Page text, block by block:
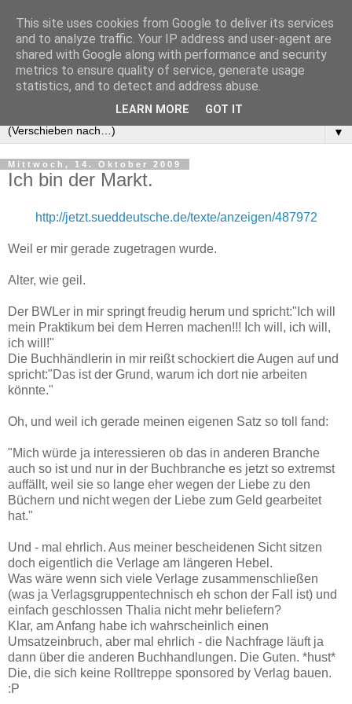
▼
Mittwoch, 14. Oktober 2009
Ich bin der Markt.
http://jetzt.sueddeutsche.de/texte/anzeigen/487972
Weil er mir gerade zugetragen wurde.
Alter, wie geil.
Der BWLer in mir springt freudig herum und spricht:"Ich will
mein Praktikum bei dem Herren machen!!! Ich will, ich will,
ich will!"
Die Buchhändlerin in mir reißt schockiert die Augen auf und
spricht:"Das ist der Grund, warum ich dort nie arbeiten
könnte."
Oh, und weil ich gerade meinen eigenen Satz so toll fand:
"Mich würde ja interessieren ob das in anderen Branche
auch so ist und nur in der Buchbranche es jetzt so extremst
auffällt, weil sie so lange eher wegen der Liebe zu den
Büchern und nicht wegen der Liebe zum Geld gearbeitet
hat."
Und - mal ehrlich. Aus meiner bescheidenen Sicht sitzen
doch eigentlich die Verlage am längeren Hebel.
Was wäre wenn sich viele Verlage zusammenschließen
(was ja Verlagsgruppentechnisch eh schon der Fall ist) und
einfach geschlossen Thalia nicht mehr beliefern?
Klar, am Anfang habe ich wahrscheinlich einen
Umsatzeinbruch, aber mal ehrlich - die Nachfrage läuft ja
dann über die anderen Buchhandlungen. Die Guten. *hust*
Die, die sich keine Rolltreppe sponsored by Verlag bauen.
:P
This site uses cookies from Google to deliver its services
and to analyze traffic. Your IP address and user-agent are
shared with Google along with performance and security
metrics to ensure quality of service, generate usage
statistics, and to detect and address abuse.
LEARN MORE GOT IT